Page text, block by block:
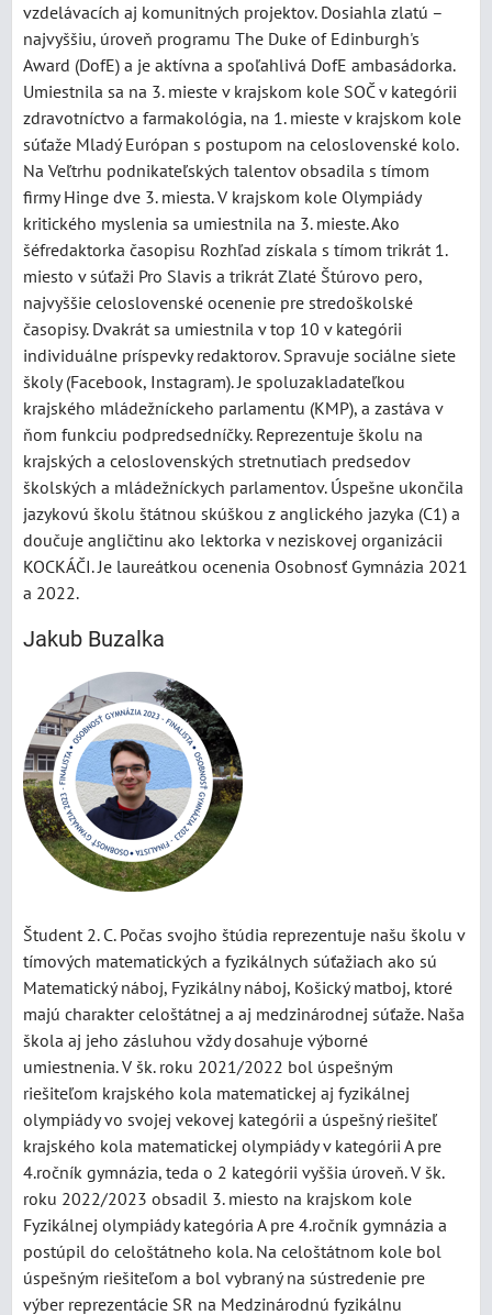
vzdelávacích aj komunitných projektov. Dosiahla zlatú –
najvyššiu, úroveň programu The Duke of Edinburgh's
Award (DofE) a je aktívna a spoľahlivá DofE ambasádorka.
Umiestnila sa na 3. mieste v krajskom kole SOČ v kategórii
zdravotníctvo a farmakológia, na 1. mieste v krajskom kole
súťaže Mladý Európan s postupom na celoslovenské kolo.
Na Veľtrhu podnikateľských talentov obsadila s tímom
firmy Hinge dve 3. miesta. V krajskom kole Olympiády
kritického myslenia sa umiestnila na 3. mieste. Ako
šéfredaktorka časopisu Rozhľad získala s tímom trikrát 1.
miesto v súťaži Pro Slavis a trikrát Zlaté Štúrovo pero,
najvyššie celoslovenské ocenenie pre stredoškolské
časopisy. Dvakrát sa umiestnila v top 10 v kategórii
individuálne príspevky redaktorov. Spravuje sociálne siete
školy (Facebook, Instagram). Je spoluzakladateľkou
krajského mládežníckeho parlamentu (KMP), a zastáva v
ňom funkciu podpredsedníčky. Reprezentuje školu na
krajských a celoslovenských stretnutiach predsedov
školských a mládežníckych parlamentov. Úspešne ukončila
jazykovú školu štátnou skúškou z anglického jazyka (C1) a
doučuje angličtinu ako lektorka v neziskovej organizácii
KOCKÁČI. Je laureátkou ocenenia Osobnosť Gymnázia 2021
a 2022.
Jakub Buzalka
Študent 2. C. Počas svojho štúdia reprezentuje našu školu v
tímových matematických a fyzikálnych súťažiach ako sú
Matematický náboj, Fyzikálny náboj, Košický matboj, ktoré
majú charakter celoštátnej a aj medzinárodnej súťaže. Naša
škola aj jeho zásluhou vždy dosahuje výborné
umiestnenia. V šk. roku 2021/2022 bol úspešným
riešiteľom krajského kola matematickej aj fyzikálnej
olympiády vo svojej vekovej kategórii a úspešný riešiteľ
krajského kola matematickej olympiády v kategórii A pre
4.ročník gymnázia, teda o 2 kategórii vyššia úroveň. V šk.
roku 2022/2023 obsadil 3. miesto na krajskom kole
Fyzikálnej olympiády kategória A pre 4.ročník gymnázia a
postúpil do celoštátneho kola. Na celoštátnom kole bol
úspešným riešiteľom a bol vybraný na sústredenie pre
výber reprezentácie SR na Medzinárodnú fyzikálnu